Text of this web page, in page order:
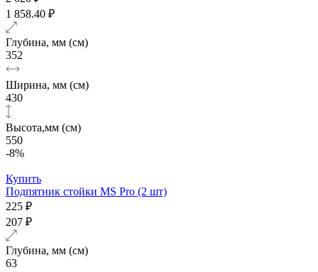
1 858.40 ₽
Глубина, мм (см)
352
Ширина, мм (см)
430
Высота,мм (см)
550
-8%
Купить
Подпятник стойки MS Pro (2 шт)
225 ₽
207 ₽
Глубина, мм (см)
63